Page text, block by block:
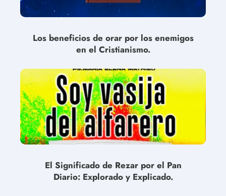
Los beneficios de orar por los enemigos
en el Cristianismo.
El Significado de Rezar por el Pan
Diario: Explorado y Explicado.